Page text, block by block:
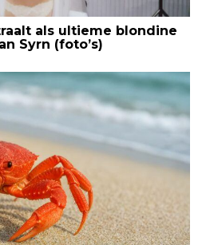
als ultieme blondine
Syrn (foto’s)